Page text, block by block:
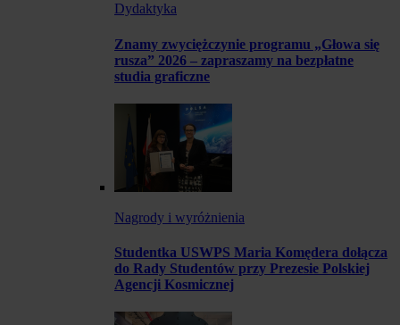
Dydaktyka
Znamy zwyciężczynie programu „Głowa się
rusza” 2026 – zapraszamy na bezpłatne
studia graficzne
Nagrody i wyróżnienia
Studentka USWPS Maria Komędera dołącza
do Rady Studentów przy Prezesie Polskiej
Agencji Kosmicznej